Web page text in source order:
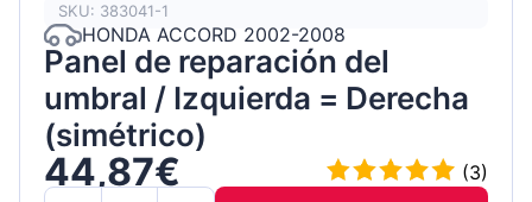
SKU: 383041-1
HONDA ACCORD 2002-2008
Panel de reparación del
umbral / Izquierda = Derecha
(simétrico)
44,87€
(3)